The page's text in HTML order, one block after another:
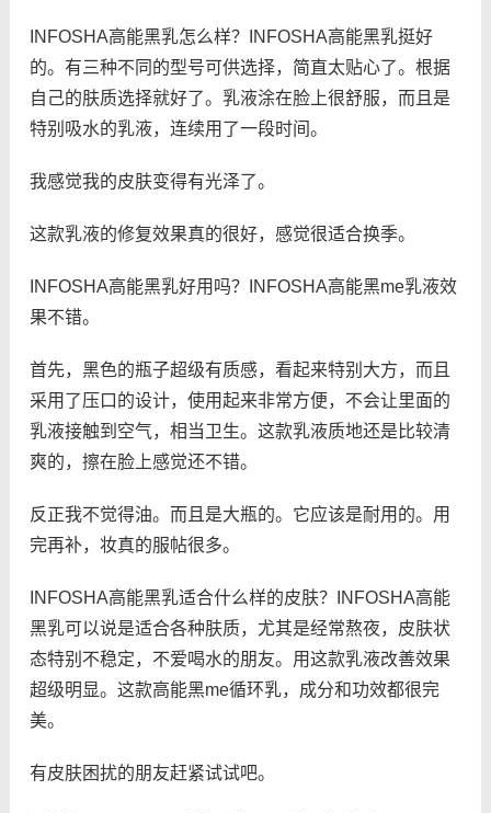
INFOSHA高能黑乳怎么样？INFOSHA高能黑乳挺好
的。有三种不同的型号可供选择，简直太贴心了。根据
自己的肤质选择就好了。乳液涂在脸上很舒服，而且是
特别吸水的乳液，连续用了一段时间。
我感觉我的皮肤变得有光泽了。
这款乳液的修复效果真的很好，感觉很适合换季。
INFOSHA高能黑乳好用吗？INFOSHA高能黑me乳液效
果不错。
首先，黑色的瓶子超级有质感，看起来特别大方，而且
采用了压口的设计，使用起来非常方便，不会让里面的
乳液接触到空气，相当卫生。这款乳液质地还是比较清
爽的，擦在脸上感觉还不错。
反正我不觉得油。而且是大瓶的。它应该是耐用的。用
完再补，妆真的服帖很多。
INFOSHA高能黑乳适合什么样的皮肤？INFOSHA高能
黑乳可以说是适合各种肤质，尤其是经常熬夜，皮肤状
态特别不稳定，不爱喝水的朋友。用这款乳液改善效果
超级明显。这款高能黑me循环乳，成分和功效都很完
美。
有皮肤困扰的朋友赶紧试试吧。